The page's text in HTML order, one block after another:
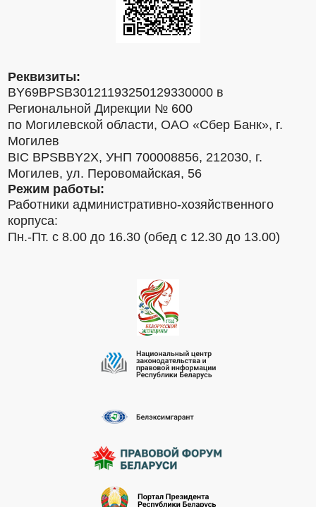
Реквизиты:
BY69BPSB30121193250129330000 в
Региональной Дирекции № 600
по Могилевской области, ОАО «Сбер Банк», г.
Могилев
BIC BPSBBY2X, УНП 700008856, 212030, г.
Могилев, ул. Перовомайская, 56
Режим работы:
Работники административно-хозяйственного
корпуса:
Пн.-Пт. с 8.00 до 16.30 (обед с 12.30 до 13.00)